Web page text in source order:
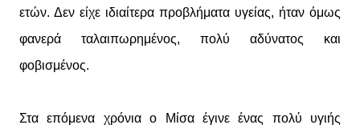
ετών. Δεν είχε ιδιαίτερα προβλήματα υγείας, ήταν όμως
φανερά ταλαιπωρημένος, πολύ αδύνατος και
φοβισμένος.
Στα επόμενα χρόνια ο Μίσα έγινε ένας πολύ υγιής